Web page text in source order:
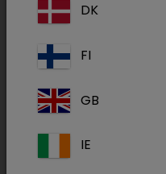
Independentemente
de hormonas da
Sinais clínicos
DK
FI
GB
IE